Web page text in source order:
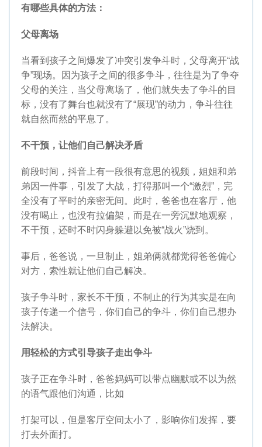
有哪些具体的方法：
父母离场
当看到孩子之间爆发了冲突引发争斗时，父母离开“战
争”现场。因为孩子之间的很多争斗，往往是为了争夺
父母的关注，当父母离场了，他们就失去了争斗的目
标，没有了舞台也就没有了“展现”的动力，争斗往往
就自然而然的平息了。
不干预，让他们自己解决矛盾
前段时间，抖音上有一段很有意思的视频，姐姐和弟
弟因一件事，引发了大战，打得那叫一个“激烈”，完
全没有了平时的亲密无间。此时，爸爸也在客厅，他
没有喝止，也没有拉偏架，而是在一旁沉默地观察，
不干预，还时不时闪身躲避以免被“战火”烧到。
事后，爸爸说，一旦制止，姐弟俩就都觉得爸爸偏心
对方，索性就让他们自己解决。
孩子争斗时，家长不干预，不制止的行为其实是在向
孩子传递一个信号，你们自己的争斗，你们自己想办
法解决。
用轻松的方式引导孩子走出争斗
孩子正在争斗时，爸爸妈妈可以带点幽默或不以为然
的语气跟他们沟通，比如
打架可以，但是客厅空间太小了，影响你们发挥，要
打去外面打。